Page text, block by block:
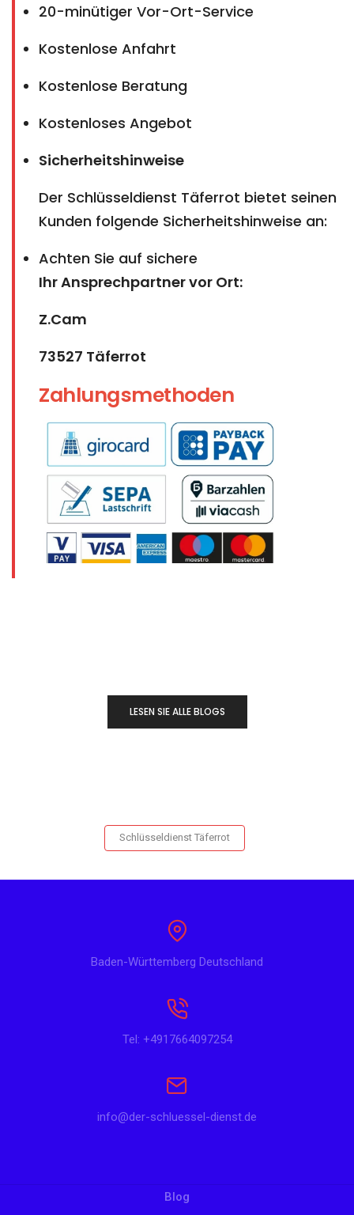
20-minütiger Vor-Ort-Service
Kostenlose Anfahrt
Kostenlose Beratung
Kostenloses Angebot
Sicherheitshinweise
Der Schlüsseldienst Täferrot bietet seinen
Kunden folgende Sicherheitshinweise an:
Achten Sie auf sichere
Ihr Ansprechpartner vor Ort:
Z.Cam
73527 Täferrot
Zahlungsmethoden
LESEN SIE ALLE BLOGS
Schlüsseldienst Täferrot
Baden-Württemberg Deutschland
Tel: +4917664097254
info@der-schluessel-dienst.de
Blog